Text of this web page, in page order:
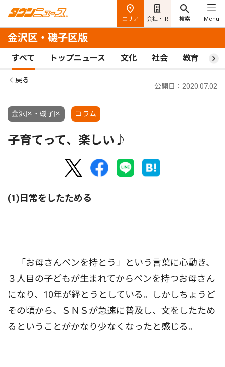
エリア 会社・IR 検索 Menu
金沢区・磯子区版
すべて トップニュース 文化 社会 教育 ス
戻る
金沢区・磯子区 コラム
公開日：2020.07.02
子育てって、楽しい♪
(1)日常をしたためる
「お母さんペンを持とう」という言葉に心動き、
３人目の子どもが生まれてからペンを持つお母さん
になり、10年が経とうとしている。しかしちょうど
その頃から、ＳＮＳが急速に普及し、文をしたため
るということがかなり少なくなったと感じる。